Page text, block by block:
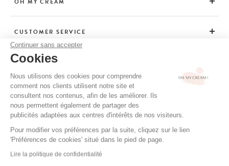
Continuer sans accepter
Cookies
Nous utilisons des cookies pour comprendre
comment nos clients utilisent notre site et
consultent nos contenus, afin de les améliorer. Ils
nous permettent également de partager des
publicités adaptées aux centres d'intérêts de nos visiteurs.
Pour modifier vos préférences par la suite, cliquez sur le lien
'Préférences de cookies' situé dans le pied de page.
Lire la politique de confidentialité
CUSTOMER SERVICE
ADVICE
CGV / CGU
TERMS OF USE
PRIVACY POLICY
CREDITS